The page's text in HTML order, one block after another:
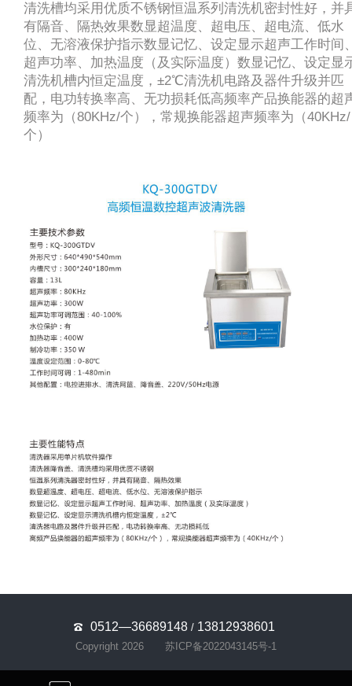
清洗槽均采用优质不锈钢恒温系列清洗机密封性好，并
有隔音、隔热效果数显超温度、超电压、超电流、低水
位、无溶液保护指示数显记忆、设定显示超声工作时间
超声功率、加热温度（及实际温度）数显记忆、设定显
清洗机槽内恒定温度，±2℃清洗机电路及器件升级并匹
配，电功转换率高、无功损耗低高频率产品换能器的超
频率为（80KHz/个），常规换能器超声频率为（40KHz/
个）
0512—36689148 / 13812938601
Copyright 2026 苏ICP备2022043145号-1